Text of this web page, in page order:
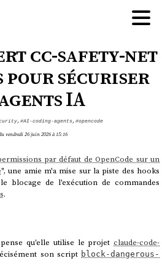
cc-safety-net
pour sécuriser
IA
, #AI-coding-agents, #opencode
vendredi 26 juin 2026 à 15:16
par défaut de OpenCode sur un
", une amie m'a mise sur la piste des hooks
blocage de l'exécution de commandes
.
qu'elle utilise le projetclaude-code-
son script block-dangerous-